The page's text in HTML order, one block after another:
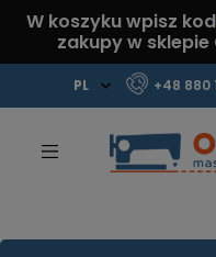
W koszyku wpisz kod
zakupy w sklepie
+48 880